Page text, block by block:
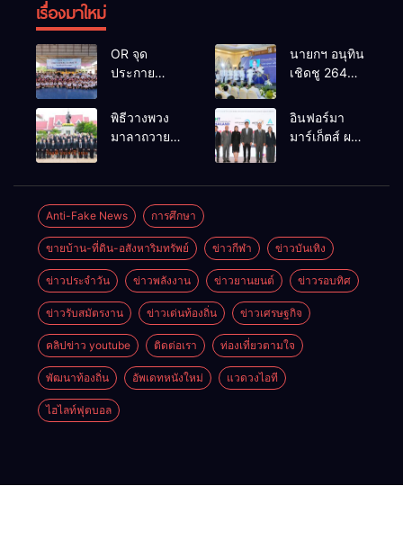
เรื่องมาใหม่
OR จุด
ประกาย
เยาวชน ผ่าน
นายกฯ อนุทิน
เชิดชู 264
บ้านยอดเยี่ยม
มอบแหนบ
เกียรติยศแห่ง
พิธีวางพวง
มาลาถวาย
2569 และ
การแข่งขัน
ฟุตบอลวันรพี
เพื่อเชื่อม
ความสัมพันธ์
อันดีของ
หน่วยงานใน
กระบวนการ
ยุติธรรม
อินฟอร์มา
มาร์เก็ตส์ ผนึก
Thailand
2026 เชื่อม 4
งานใหญ่
สร้างโอกาส
ธุรกิจครบ
วงจร ด้วยครับ
Anti-Fake News การศึกษา
ขายบ้าน-ที่ดิน-อสังหาริมทรัพย์ ข่าวกีฬา ข่าวบันเทิง
ข่าวประจำวัน ข่าวพลังงาน ข่าวยานยนต์ ข่าวรอบทิศ
ข่าวรับสมัตรงาน ข่าวเด่นท้องถิ่น ข่าวเศรษฐกิจ
คลิปข่าว youtube ติดต่อเรา ท่องเที่ยวตามใจ
พัฒนาท้องถิ่น อัพเดทหนังใหม่ แวดวงไอที
ไฮไลท์ฟุตบอล